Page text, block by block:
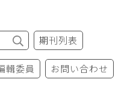
期刊列表
輯委員 お問い合わせ